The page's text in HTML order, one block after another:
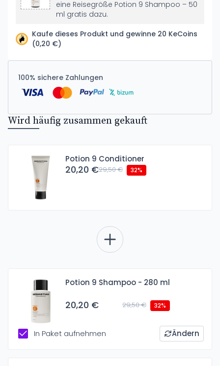
eine Reisegröße Potion 9 Shampoo – 50
ml gratis dazu.
Kaufe dieses Produkt und gewinne 20 KeCoins
(0,20 €)
100% sichere Zahlungen
Wird häufig zusammen gekauft
Potion 9 Conditioner
20,20 €29,50 € 32%
Potion 9 Shampoo - 280 ml
20,20 € 29,50 € 32%
In Paket aufnehmen Ändern